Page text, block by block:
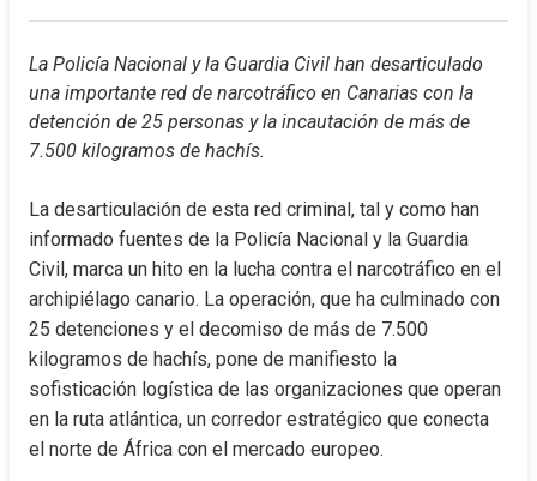
La Policía Nacional y la Guardia Civil han desarticulado
una importante red de narcotráfico en Canarias con la
detención de 25 personas y la incautación de más de
7.500 kilogramos de hachís.
La desarticulación de esta red criminal, tal y como han
informado fuentes de la Policía Nacional y la Guardia
Civil, marca un hito en la lucha contra el narcotráfico en el
archipiélago canario. La operación, que ha culminado con
25 detenciones y el decomiso de más de 7.500
kilogramos de hachís, pone de manifiesto la
sofisticación logística de las organizaciones que operan
en la ruta atlántica, un corredor estratégico que conecta
el norte de África con el mercado europeo.